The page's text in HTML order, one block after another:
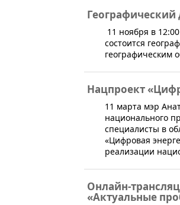
Географический
11 ноября в
состоится
географическим
Нацпроект
​11 марта мэр
национального
специалисты в
«Цифровая
реализации
Онлайн-
«Актуальные